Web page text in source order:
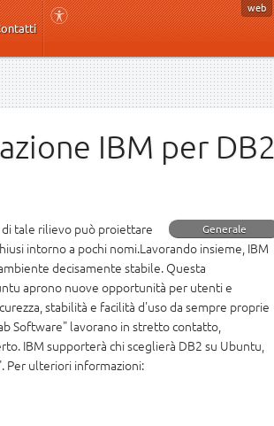
web
IBM per DB2
Generale
tale rilievo può proiettare
intorno a pochi nomi.Lavorando insieme, IBM
decisamente stabile. Questa
aprono nuove opportunità per utenti e
stabilità e facilità d'uso da sempre proprie
Software" lavorano in stretto contatto,
IBM supporterà chi sceglierà DB2 su Ubuntu,
Per ulteriori informazioni: